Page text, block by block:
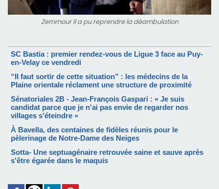
Zemmour il a pu reprendre la déambulation
SC Bastia : premier rendez-vous de Ligue 3 face au Puy-
en-Velay ce vendredi
“Il faut sortir de cette situation” : les médecins de la
Plaine orientale réclament une structure de proximité
Sénatoriales 2B - Jean-François Gaspari : « Je suis
candidat parce que je n'ai pas envie de regarder nos
villages s'éteindre »
À Bavella, des centaines de fidèles réunis pour le
pèlerinage de Notre-Dame des Neiges
Sotta- Une septuagénaire retrouvée saine et sauve après
s'être égarée dans le maquis